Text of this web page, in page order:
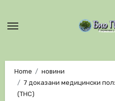
Home
новини
7 доказани медицински
(THC)